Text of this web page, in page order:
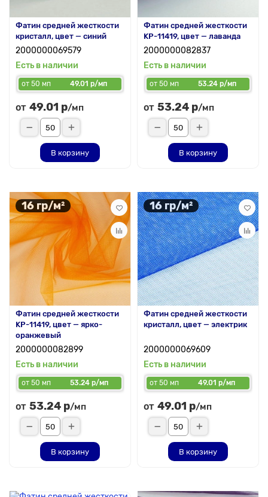
Фатин средней жесткости
кристалл, цвет — синий
2000000069579
Есть в наличии
от 50 мп 49.01 р/мп
от 49.01 р/мп
В корзину
Фатин средней жесткости
KP-11419, цвет — лаванда
2000000082837
Есть в наличии
от 50 мп 53.24 р/мп
от 53.24 р/мп
В корзину
16 гр/м²
Фатин средней жесткости
KP-11419, цвет — ярко-
оранжевый
2000000082899
Есть в наличии
от 50 мп 53.24 р/мп
от 53.24 р/мп
В корзину
16 гр/м²
Фатин средней жесткости
кристалл, цвет — электрик
2000000069609
Есть в наличии
от 50 мп 49.01 р/мп
от 49.01 р/мп
В корзину